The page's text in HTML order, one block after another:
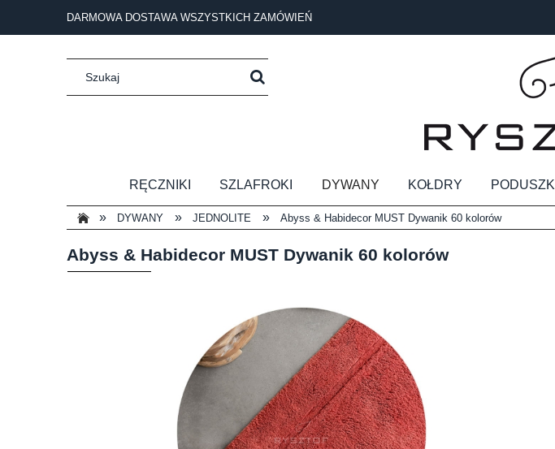
DARMOWA DOSTAWA WSZYSTKICH ZAMÓWIEŃ
RĘCZNIKI SZLAFROKI DYWANY KOŁDRY PODUSZKI
» DYWANY » JEDNOLITE » Abyss & Habidecor MUST Dywanik 60 kolorów
Abyss & Habidecor MUST Dywanik 60 kolorów